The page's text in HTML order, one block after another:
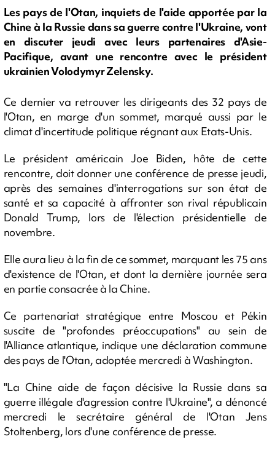
Les pays de l'Otan, inquiets de l'aide apportée par la
Chine à la Russie dans sa guerre contre l'Ukraine, vont
en discuter jeudi avec leurs partenaires d'Asie-
Pacifique, avant une rencontre avec le président
ukrainien Volodymyr Zelensky.
Ce dernier va retrouver les dirigeants des 32 pays de
l'Otan, en marge d'un sommet, marqué aussi par le
climat d'incertitude politique régnant aux Etats-Unis.
Le président américain Joe Biden, hôte de cette
rencontre, doit donner une conférence de presse jeudi,
après des semaines d'interrogations sur son état de
santé et sa capacité à affronter son rival républicain
Donald Trump, lors de l'élection présidentielle de
novembre.
Elle aura lieu à la fin de ce sommet, marquant les 75 ans
d'existence de l'Otan, et dont la dernière journée sera
en partie consacrée à la Chine.
Ce partenariat stratégique entre Moscou et Pékin
suscite de "profondes préoccupations" au sein de
l'Alliance atlantique, indique une déclaration commune
des pays de l'Otan, adoptée mercredi à Washington.
"La Chine aide de façon décisive la Russie dans sa
guerre illégale d'agression contre l'Ukraine", a dénoncé
mercredi le secrétaire général de l'Otan Jens
Stoltenberg, lors d'une conférence de presse.